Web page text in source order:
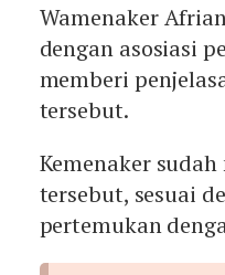
Wamenaker
dengan asosiasi
memberi
tersebut.
Kemenaker
tersebut, sesuai
pertemukan